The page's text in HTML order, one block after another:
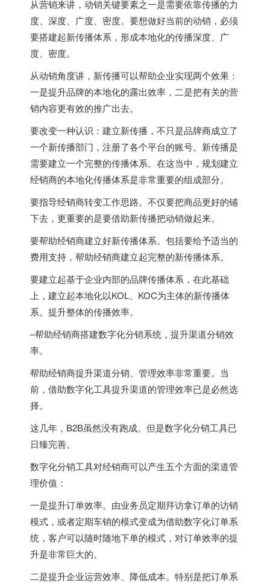
从营销来讲，动销关键要素之一是需要依靠传播的力
度、深度、广度、密度。要想做好当前的动销，必须
要搭建起新传播体系，形成本地化的传播深度、广
度、密度。
从动销角度讲，新传播可以帮助企业实现两个效果：
一是提升品牌的本地化的露出效率，二是把有关的营
销内容更有效的推广出去。
要改变一种认识：建立新传播，不只是品牌商成立了
一个新传播部门，注册了各个平台的账号。新传播是
需要建立一个完整的传播体系。在这当中，规划建立
经销商的本地化传播体系是非常重要的组成部分。
要指导经销商转变工作思路。不仅要把商品更好的铺
下去，更重要的是要借助新传播把动销做起来。
要帮助经销商建立好新传播体系。包括要给予适当的
费用支持，帮助经销商建立起完整的新传播体系。
要建立起基于企业内部的品牌传播体系，在此基础
上，建立起本地化以KOL、KOC为主体的新传播体
系。提升整体的传播效率。
–帮助经销商搭建数字化分销系统，提升渠道分销效
率。
帮助经销商提升渠道分销、管理效率非常重要。当
前，借助数字化工具提升渠道的管理效率已是必然选
择。
这几年，B2B虽然没有跑成。但是数字化分销工具已
日臻完善。
数字化分销工具对经销商可以产生五个方面的渠道管
理价值：
一是提升订单效率。由业务员定期拜访拿订单的访销
模式，或者定期车销的模式变成为借助数字化订单系
统，客户可以随时随地下单的模式，对订单效率的提
升是非常巨大的。
二是提升企业运营效率、降低成本。特别是把订单系